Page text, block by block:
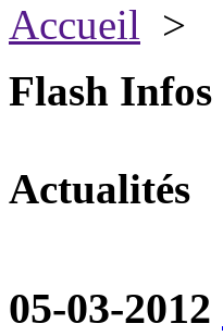
Accueil >
Flash Infos
Actualités
05-03-2012